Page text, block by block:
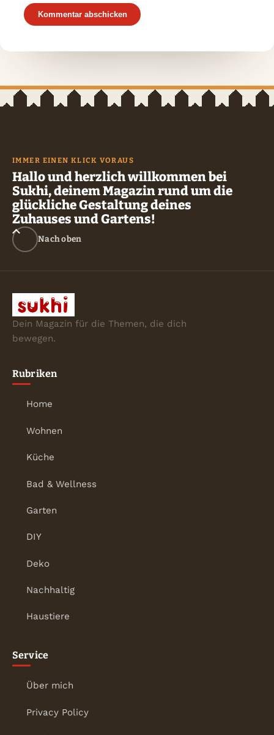
IMMER EINEN KLICK VORAUS
Hallo und herzlich willkommen bei
Sukhi, deinem Magazin rund um die
glückliche Gestaltung deines
Zuhauses und Gartens!
Nach oben
Dein Magazin für die Themen, die dich
bewegen.
Rubriken
Home
Wohnen
Küche
Bad & Wellness
Garten
DIY
Deko
Nachhaltig
Haustiere
Service
Über mich
Privacy Policy